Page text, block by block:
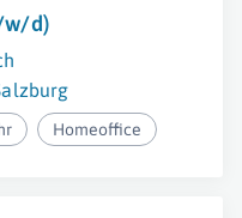
w/d)
Homeoffice